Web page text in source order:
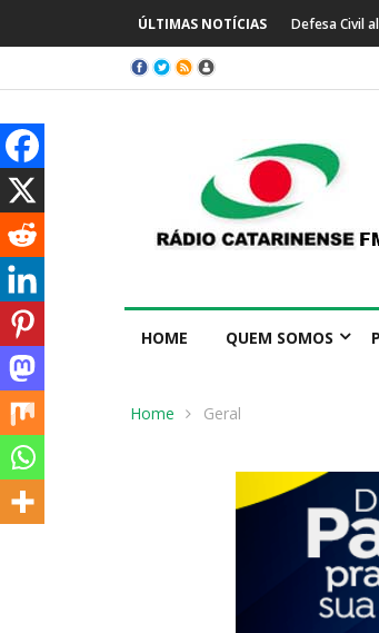
ÚLTIMAS NOTÍCIAS Defesa Civil
HOME QUEM SOMOS
Home Geral